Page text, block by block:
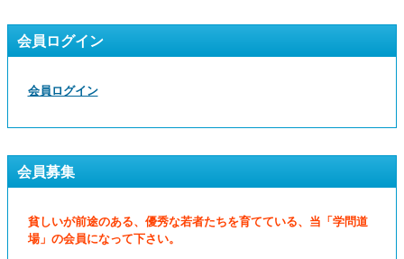
会員ログイン
会員ログイン
会員募集
貧しいが前途のある、優秀な若者たちを育てている、当「学問道
場」の会員になって下さい。